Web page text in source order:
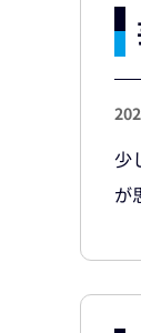
少
が